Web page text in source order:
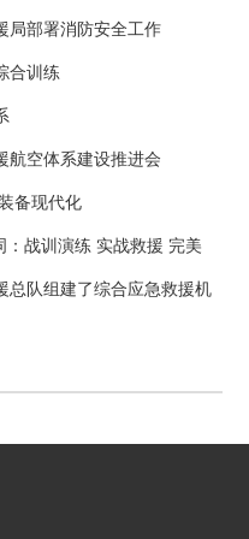
局部署消防安全工作
合训练
航空体系建设推进会
备现代化
战训演练 实战救援 完美
总队组建了综合应急救援机